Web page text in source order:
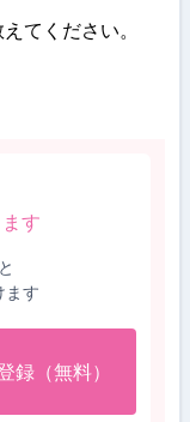
てください。
す
ます
録（無料）